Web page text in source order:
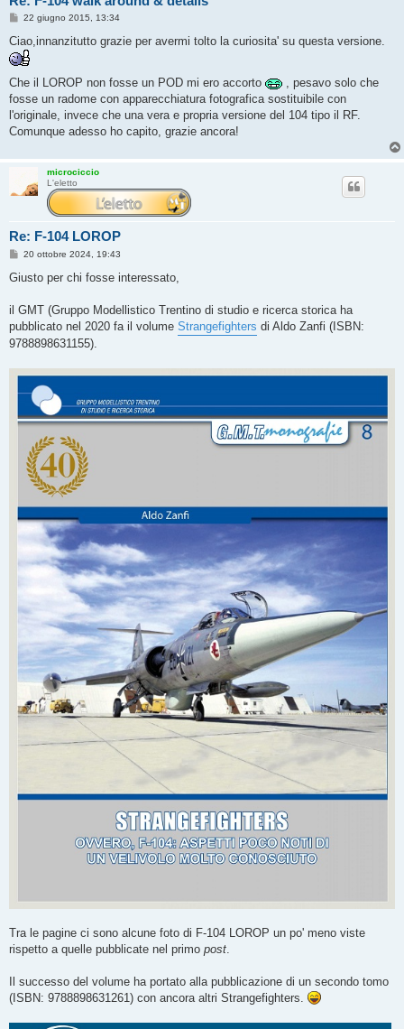
M
s
s
a
g
o
22 giugno 2015, 13:34
Ciao,innanzitutto grazie per avermi tolto la curiosita' su questa versione.
Che il LOROP non fosse un POD mi ero accorto
, pesavo solo che
fosse un radome con apparecchiatura fotografica sostituibile con
l'originale, invece che una vera e propria versione del 104 tipo il RF.
Comunque adesso ho capito, grazie ancora!
microciccio
L'eletto
Re: F-104 LOROP
M
s
g
i
o
20 ottobre 2024, 19:43
Giusto per chi fosse interessato,
il GMT (Gruppo Modellistico Trentino di studio e ricerca storica ha
pubblicato nel 2020 fa il volume Strangefighters di Aldo Zanfi (ISBN:
9788898631155).
Tra le pagine ci sono alcune foto di F-104 LOROP un po' meno viste
rispetto a quelle pubblicate nel primo post.
Il successo del volume ha portato alla pubblicazione di un secondo tomo
(ISBN: 9788898631261) con ancora altri Strangefighters.